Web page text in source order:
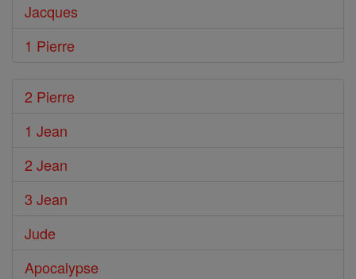
Jacques
1 Pierre
2 Pierre
1 Jean
2 Jean
3 Jean
Jude
Apocalypse